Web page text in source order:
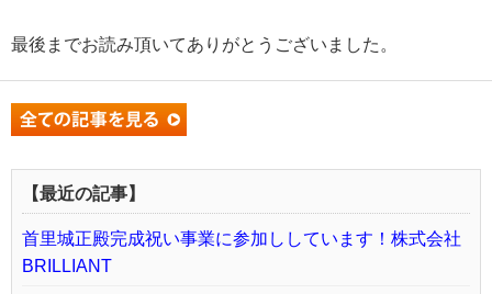
最後までお読み頂いてありがとうございました。
【最近の記事】
首里城正殿完成祝い事業に参加ししています！株式会社
BRILLIANT